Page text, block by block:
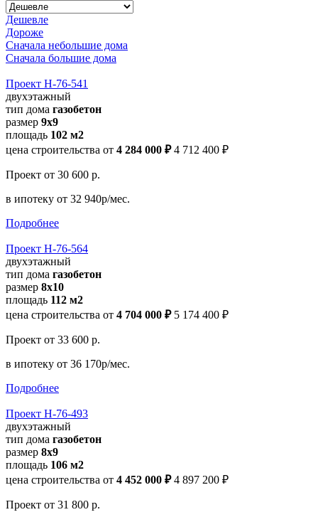
Дешевле
Дороже
Сначала небольшие дома
Сначала большие дома
Проект Н-76-541
двухэтажный
тип дома газобетон
размер 9х9
площадь 102 м2
цена строительства от 4 284 000 ₽ 4 712 400 ₽
Проект от 30 600 р.
в ипотеку от 32 940р/мес.
Подробнее
Проект Н-76-564
двухэтажный
тип дома газобетон
размер 8х10
площадь 112 м2
цена строительства от 4 704 000 ₽ 5 174 400 ₽
Проект от 33 600 р.
в ипотеку от 36 170р/мес.
Подробнее
Проект Н-76-493
двухэтажный
тип дома газобетон
размер 8х9
площадь 106 м2
цена строительства от 4 452 000 ₽ 4 897 200 ₽
Проект от 31 800 р.